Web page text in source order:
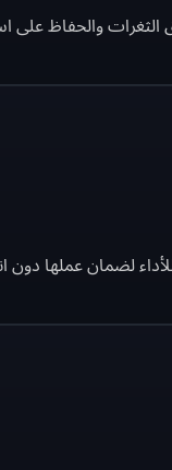
الثغرات والحفاظ على
لضمان عملها دون